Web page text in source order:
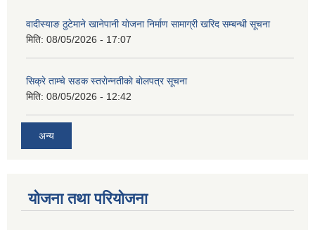
वादीस्याङ ठुटेमाने खानेपानी याेजना निर्माण सामाग्री खरिद सम्बन्धी सूचना
मिति: 08/05/2026 - 17:07
सिक्रे ताम्चे सडक स्तराेन्नतीकाे बाेलपत्र सूचना
मिति: 08/05/2026 - 12:42
अन्य
योजना तथा परियोजना